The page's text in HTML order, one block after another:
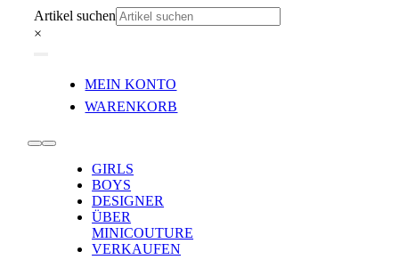
Inhalt
Artikel suchen
×
Navigation
MEIN KONTO
WARENKORB
Toggle
Navigation
GIRLS
BOYS
DESIGNER
ÜBER
MINICOUTURE
VERKAUFEN